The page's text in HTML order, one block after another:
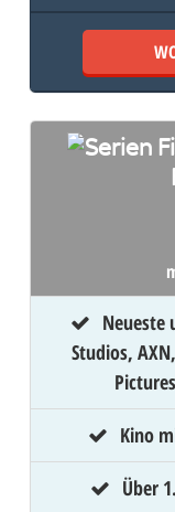
Neueste
Studios,
Kino
Über